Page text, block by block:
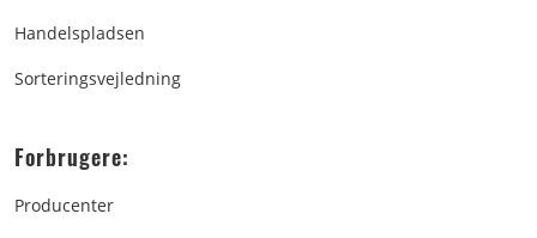
Handelspladsen
Sorteringsvejledning
Forbrugere:
Producenter